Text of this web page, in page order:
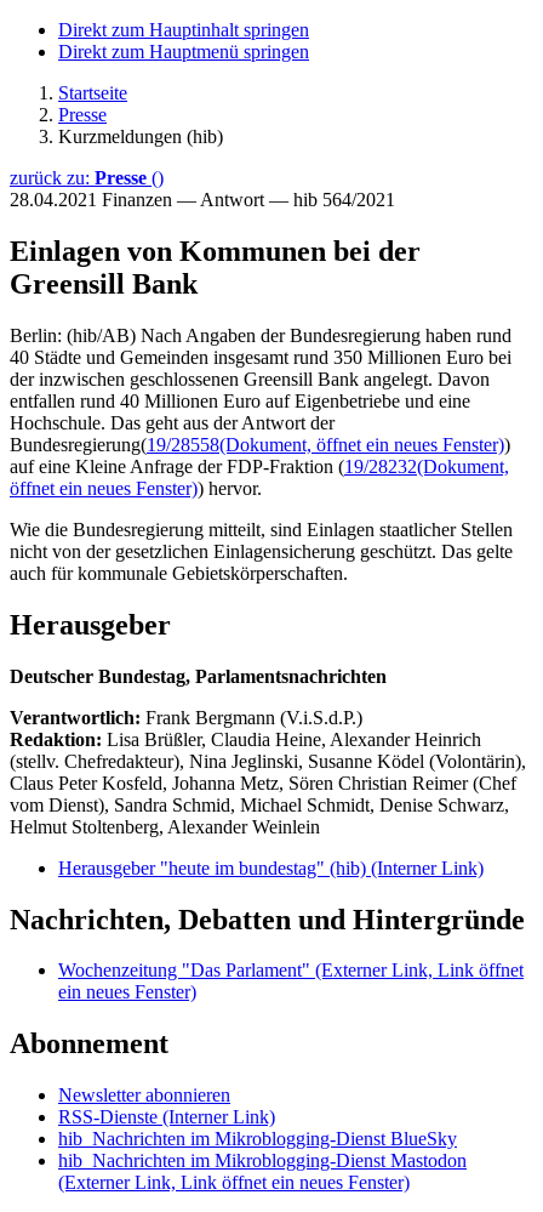
Direkt zum Hauptinhalt springen
Direkt zum Hauptmenü springen
Startseite
Presse
Kurzmeldungen (hib)
zurück zu: Presse ()
28.04.2021 Finanzen — Antwort — hib 564/2021
Einlagen von Kommunen bei der
Greensill Bank
Berlin: (hib/AB) Nach Angaben der Bundesregierung haben rund
40 Städte und Gemeinden insgesamt rund 350 Millionen Euro bei
der inzwischen geschlossenen Greensill Bank angelegt. Davon
entfallen rund 40 Millionen Euro auf Eigenbetriebe und eine
Hochschule. Das geht aus der Antwort der
Bundesregierung(19/28558(Dokument, öffnet ein neues Fenster))
auf eine Kleine Anfrage der FDP-Fraktion (19/28232(Dokument,
öffnet ein neues Fenster)) hervor.
Wie die Bundesregierung mitteilt, sind Einlagen staatlicher Stellen
nicht von der gesetzlichen Einlagensicherung geschützt. Das gelte
auch für kommunale Gebietskörperschaften.
Herausgeber
Deutscher Bundestag, Parlamentsnachrichten
Verantwortlich: Frank Bergmann (V.i.S.d.P.)
Redaktion: Lisa Brüßler, Claudia Heine, Alexander Heinrich
(stellv. Chefredakteur), Nina Jeglinski, Susanne Ködel (Volontärin),
Claus Peter Kosfeld, Johanna Metz, Sören Christian Reimer (Chef
vom Dienst), Sandra Schmid, Michael Schmidt, Denise Schwarz,
Helmut Stoltenberg, Alexander Weinlein
Herausgeber "heute im bundestag" (hib) (Interner Link)
Nachrichten, Debatten und Hintergründe
Wochenzeitung "Das Parlament" (Externer Link, Link öffnet
ein neues Fenster)
Abonnement
Newsletter abonnieren
RSS-Dienste (Interner Link)
hib_Nachrichten im Mikroblogging-Dienst BlueSky
hib_Nachrichten im Mikroblogging-Dienst Mastodon
(Externer Link, Link öffnet ein neues Fenster)